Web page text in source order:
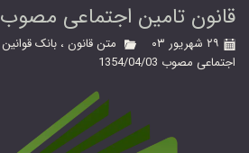
قانون تامین اجتماعی مصوب 1354/04/03
۲۹ شهریور ۰۳ متن قانون ، بانک قوانین
اجتماعی مصوب 1354/04/03